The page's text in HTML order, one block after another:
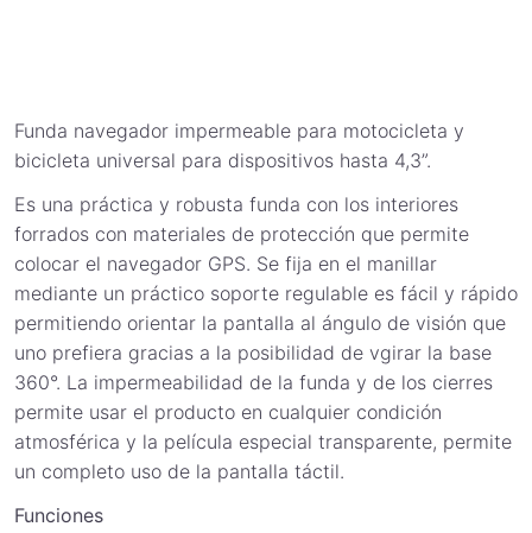
Funda navegador impermeable para motocicleta y
bicicleta universal para dispositivos hasta 4,3”.
Es una práctica y robusta funda con los interiores
forrados con materiales de protección que permite
colocar el navegador GPS. Se fija en el manillar
mediante un práctico soporte regulable es fácil y rápido
permitiendo orientar la pantalla al ángulo de visión que
uno prefiera gracias a la posibilidad de vgirar la base
360°. La impermeabilidad de la funda y de los cierres
permite usar el producto en cualquier condición
atmosférica y la película especial transparente, permite
un completo uso de la pantalla táctil.
Funciones